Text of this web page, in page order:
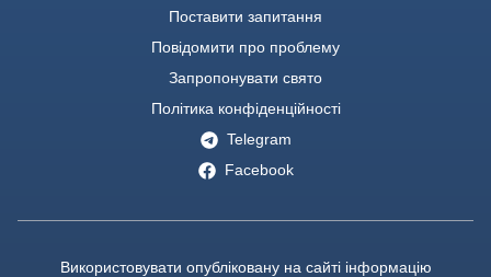
Поставити запитання
Повідомити про проблему
Запропонувати свято
Політика конфіденційності
Telegram
Facebook
Використовувати опубліковану на сайті інформацію